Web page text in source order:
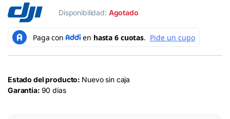
Disponibilidad: Agotado
Estado del producto: Nuevo sin caja
Garantía: 90 días